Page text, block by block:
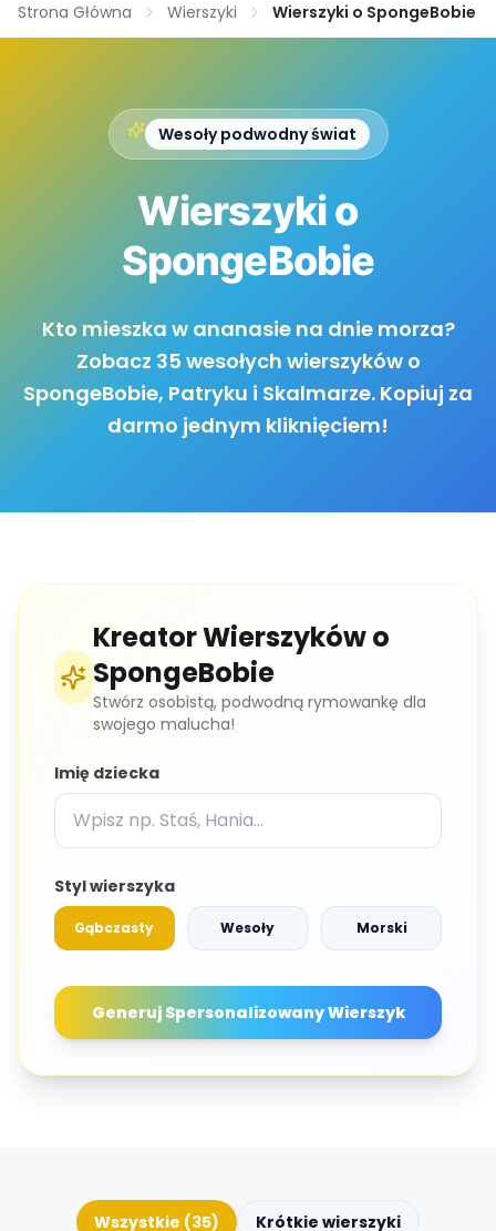
Strona Główna Wierszyki Wierszyki o SpongeBobie
Wesoły podwodny świat
Wierszyki o
SpongeBobie
Kto mieszka w ananasie na dnie morza?
Zobacz 35 wesołych wierszyków o
SpongeBobie, Patryku i Skalmarze. Kopiuj za
darmo jednym kliknięciem!
Kreator Wierszyków o
SpongeBobie
Stwórz osobistą, podwodną rymowankę dla
swojego malucha!
Imię dziecka
Styl wierszyka
Gąbczasty Wesoły Morski
Generuj Spersonalizowany Wierszyk
Wszystkie (35)
Krótkie wierszyki